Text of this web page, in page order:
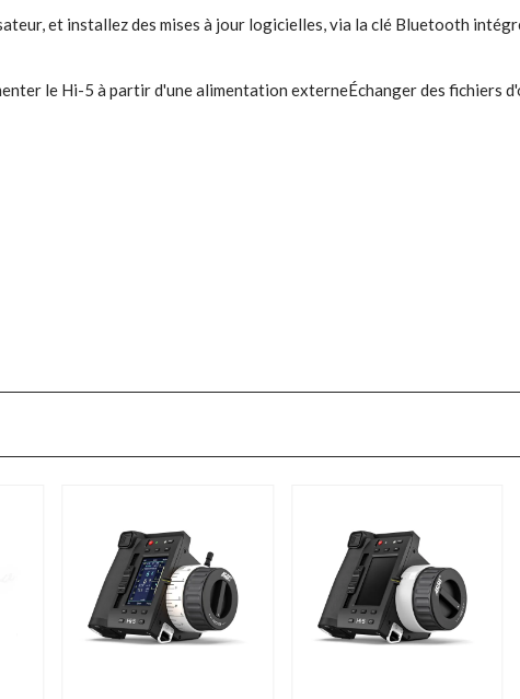
et installez des mises à jour logicielles, via la clé Bluetooth
le Hi-5 à partir d'une alimentation externeÉchanger des